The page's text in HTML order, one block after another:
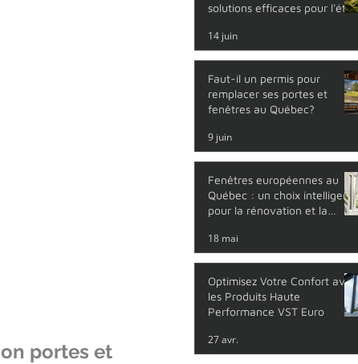
portes et
solutions efficaces pour l'été
14 juin
Faut-il un permis pour
remplacer ses portes et
fenêtres au Québec?
9 juin
Fenêtres européennes au
Québec : un choix intelligent
pour la rénovation et la
18 mai
Optimisez Votre Confort avec
les Produits Haute
Performance VST Euro
27 avr.